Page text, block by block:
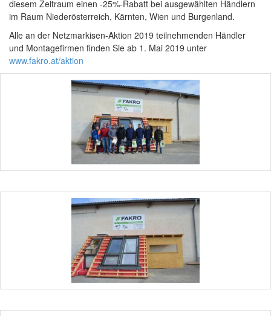
diesem Zeitraum einen -25%-Rabatt bei ausgewählten Händlern
im Raum Niederösterreich, Kärnten, Wien und Burgenland.
Alle an der Netzmarkisen-Aktion 2019 teilnehmenden Händler
und Montagefirmen finden Sie ab 1. Mai 2019 unter
www.fakro.at/aktion